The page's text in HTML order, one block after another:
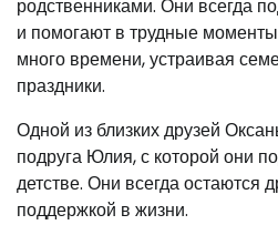
родственниками. Они всегда
и помогают в трудные
много времени, устраивая
праздники.
Одной из близких друзей
подруга Юлия, с которой они
детстве. Они всегда остаются
поддержкой в жизни.